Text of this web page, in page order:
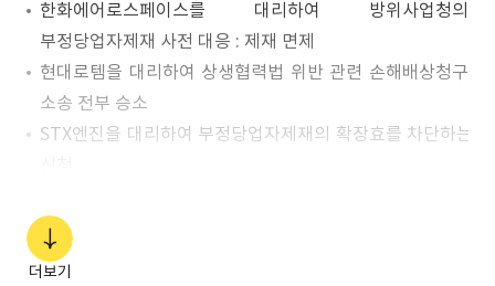
한화에어로스페이스를 대리하여 방위사업청의
부정당업자제재 사전 대응 : 제재 면제
현대로템을 대리하여 상생협력법 위반 관련 손해배상청구
소송 전부 승소
STX엔진을 대리하여 부정당업자제재의 확장효를 차단하는
입찰 등) 다수 : 모든 사건 승소
SK브로드밴드를 대리하여 조달청의 부정당업자제재 사전
더보기